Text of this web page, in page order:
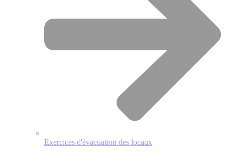
Exercices d'évacuation des locaux